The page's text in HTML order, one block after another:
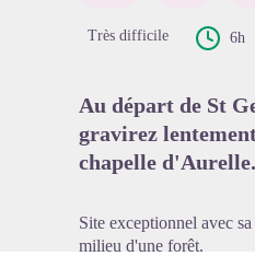
Très difficile 6h
Au départ de St
gravirez
chapelle
Site exceptionnel avec
milieu d'une forêt.